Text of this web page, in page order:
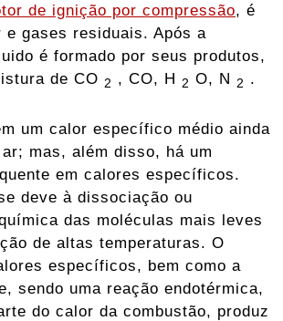
de ignição por compressão, é
e gases residuais. Após a
é formado por seus produtos,
de CO 2 , CO, H 2 O, N 2 .
um calor específico médio ainda
mas, além disso, há um
em calores específicos.
deve à dissociação ou
das moléculas mais leves
de altas temperaturas. O
específicos, bem como a
sendo uma reação endotérmica,
do calor da combustão, produz